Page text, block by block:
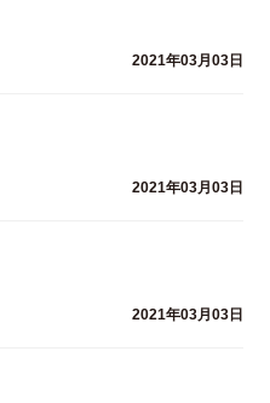
2021年03月03日
2021年03月03日
2021年03月03日